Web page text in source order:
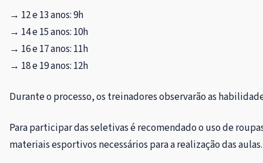
→ 12 e 13 anos: 9h
→ 14 e 15 anos: 10h
→ 16 e 17 anos: 11h
→ 18 e 19 anos: 12h
Durante o processo, os treinadores observarão as
Para participar das seletivas é recomendado o uso de
materiais esportivos necessários para a realização das aulas.